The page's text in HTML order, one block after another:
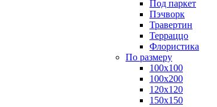
Под паркет
Пэчворк
Травертин
Терраццо
Флористика
По размеру
100х100
100х200
120х120
150х150